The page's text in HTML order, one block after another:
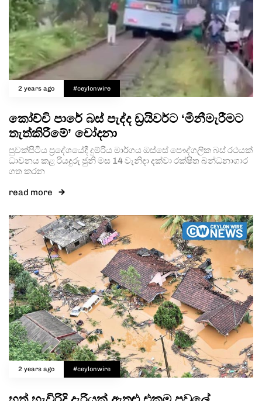
2 years ago #ceylonwire
කෝච්චි පාරේ බස් පැද්ද ඩ්‍රයිවර්ට ‘මිනීමැරීමට
තැත්කිරීමේ’ චෝදනා
පුවක්පිටිය ප්‍රදේශයේදී දුම්රිය මාර්ගය ඔස්සේ පෞද්ගලික බස් රථයක්
ධාවනය කළ රියදුරු ජුනි මස 14 වැනිදා දක්වා රක්ෂිත බන්ධනාගාර
ගත කරන
read more
2 years ago #ceylonwire